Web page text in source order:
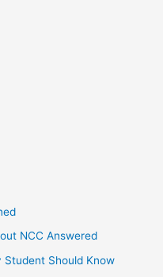
NCC Answered
Student Should Know